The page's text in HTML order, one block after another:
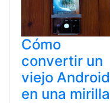
Cómo
convertir un
viejo Android
en una mirilla